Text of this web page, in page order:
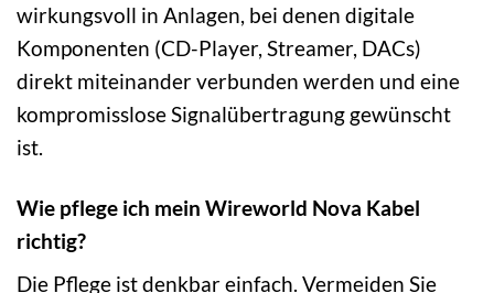
wirkungsvoll in Anlagen, bei denen digitale
Komponenten (CD-Player, Streamer, DACs)
direkt miteinander verbunden werden und eine
kompromisslose Signalübertragung gewünscht
ist.
Wie pflege ich mein Wireworld Nova Kabel
richtig?
Die Pflege ist denkbar einfach. Vermeiden Sie